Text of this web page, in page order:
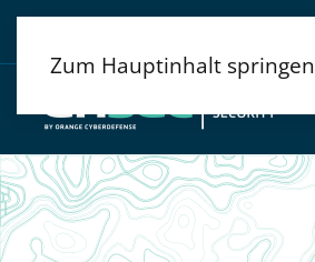
Zum Hauptinhalt springen